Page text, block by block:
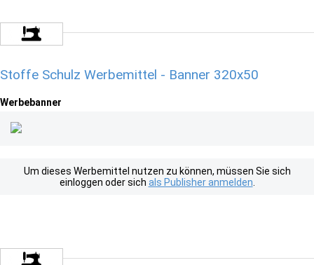
Stoffe Schulz Werbemittel - Banner 320x50
Werbebanner
Um dieses Werbemittel nutzen zu können, müssen Sie sich
einloggen oder sich als Publisher anmelden